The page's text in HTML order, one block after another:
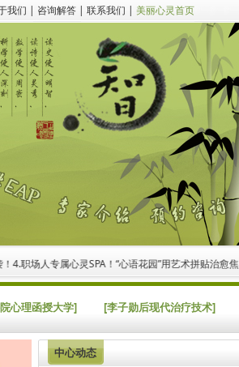
我们 | 咨询解答 | 联系我们 | 美丽心灵首页
场人专属心灵SPA！“心语花园”用艺术拼贴治愈焦虑
心理函授大学] [李子勋后现代治疗技术]
中心动态